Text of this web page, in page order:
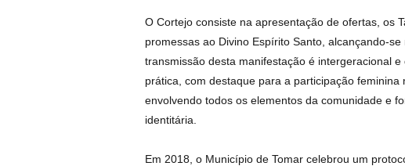
O Cortejo consiste na apresentação de ofertas, os
promessas ao Divino Espírito Santo, alcançando-
transmissão desta manifestação é intergeracional
prática, com destaque para a participação feminina
envolvendo todos os elementos da comunidade e
identitária.
Em 2018, o Município de Tomar celebrou um